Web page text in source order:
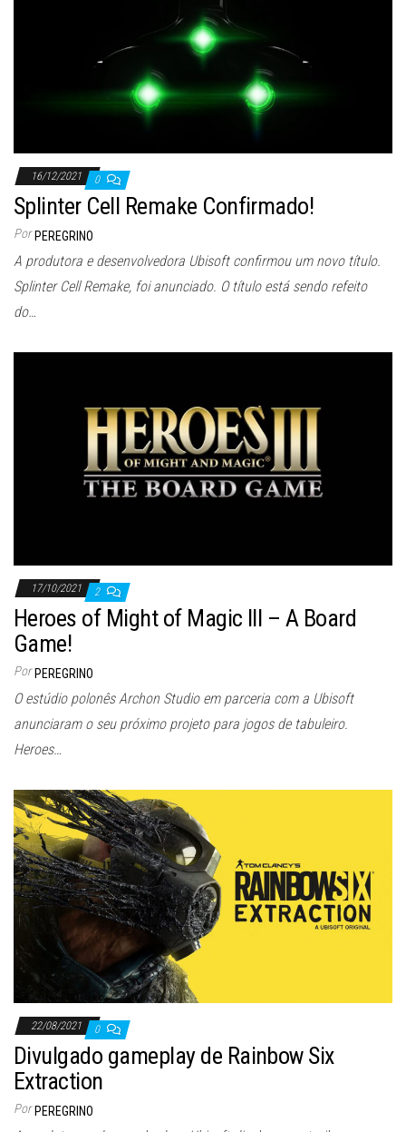
16/12/2021 0
Splinter Cell Remake Confirmado!
Por PEREGRINO
A produtora e desenvolvedora Ubisoft confirmou um novo título.
Splinter Cell Remake, foi anunciado. O título está sendo refeito
do…
17/10/2021 2
Heroes of Might of Magic III – A Board
Game!
Por PEREGRINO
O estúdio polonês Archon Studio em parceria com a Ubisoft
anunciaram o seu próximo projeto para jogos de tabuleiro.
Heroes…
22/08/2021 0
Divulgado gameplay de Rainbow Six
Extraction
Por PEREGRINO